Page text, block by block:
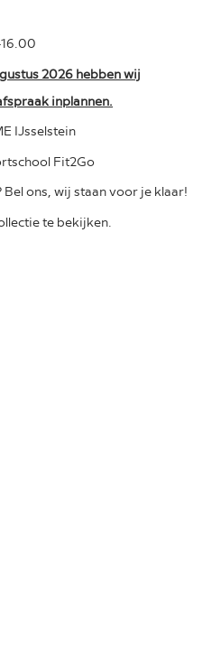
2026 hebben wij
inplannen.
IJsselstein
Fit2Go
ons, wij staan voor je klaar!
te bekijken.